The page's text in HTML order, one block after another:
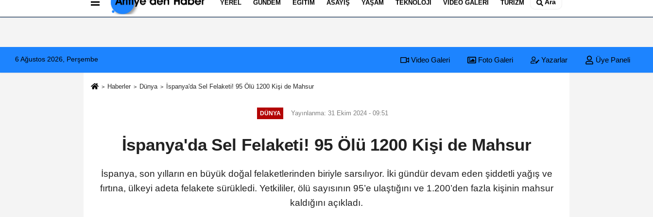
Künye İletişim
YEREL GÜNDEM EĞITIM ASAYIŞ YAŞAM TEKNOLOJI VIDEO GALERI TURIZM Ara
6 Ağustos 2026, Perşembe Video Galeri Foto Galeri Yazarlar Üye Paneli
Haberler Dünya İspanya'da Sel Felaketi! 95 Ölü 1200 Kişi de Mahsur
DÜNYA Yayınlanma: 31 Ekim 2024 - 09:51
İspanya'da Sel Felaketi! 95 Ölü 1200 Kişi de Mahsur
İspanya, son yılların en büyük doğal felaketlerinden biriyle sarsılıyor. İki gündür devam eden şiddetli yağış ve
fırtına, ülkeyi adeta felakete sürükledi. Yetkililer, ölü sayısının 95’e ulaştığını ve 1.200’den fazla kişinin mahsur
kaldığını açıkladı.